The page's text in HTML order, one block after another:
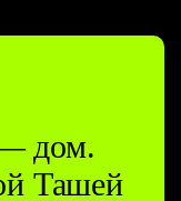
дом.
Ташей